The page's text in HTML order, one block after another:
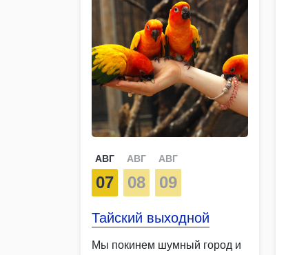
АВГ
07
АВГ
08
АВГ
09
Тайский выходной
Мы покинем шумный город и